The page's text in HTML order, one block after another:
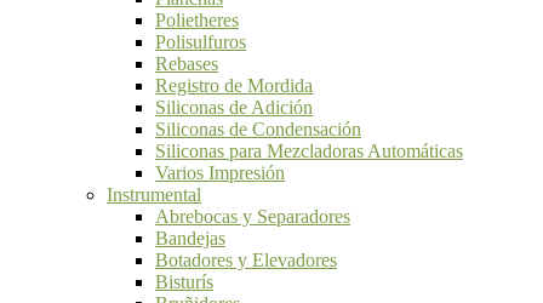
Polietheres
Polisulfuros
Rebases
Registro de Mordida
Siliconas de Adición
Siliconas de Condensación
Siliconas para Mezcladoras Automáticas
Varios Impresión
Instrumental
Abrebocas y Separadores
Bandejas
Botadores y Elevadores
Bisturís